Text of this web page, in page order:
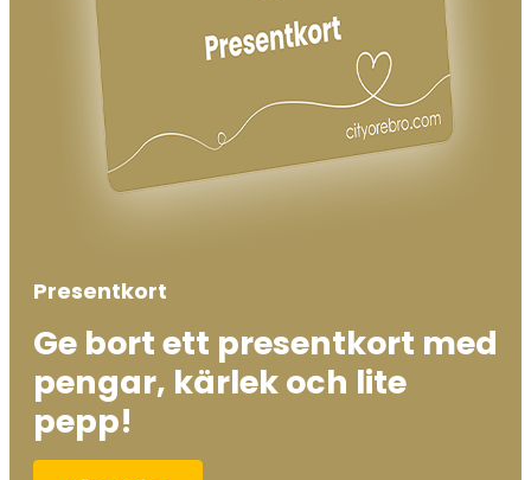
Presentkort
Ge bort ett presentkort med
pengar, kärlek och lite
pepp!